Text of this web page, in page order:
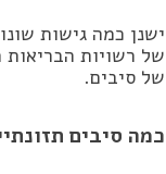
ישנן כמה גישות
של רשויות
של סיבים.
כמה סיבים